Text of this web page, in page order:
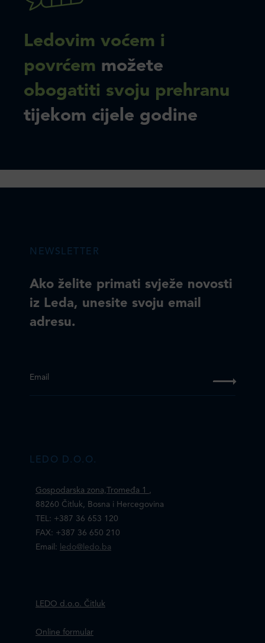
Ledovim voćem i
povrćem možete
obogatiti svoju prehranu
tijekom cijele godine
NEWSLETTER
Ako želite primati svježe novosti
iz Leda, unesite svoju email
adresu.
Email
LEDO D.O.O.
Gospodarska zona,Tromeđa 1 ,
88260 Čitluk, Bosna i Hercegovina
TEL: +387 36 653 120
FAX: +387 36 650 210
Email:
ledo@ledo.ba
LEDO d.o.o. Čitluk
Online formular